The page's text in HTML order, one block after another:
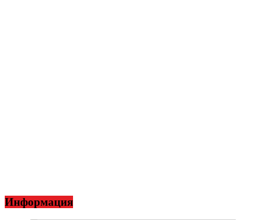
Информация